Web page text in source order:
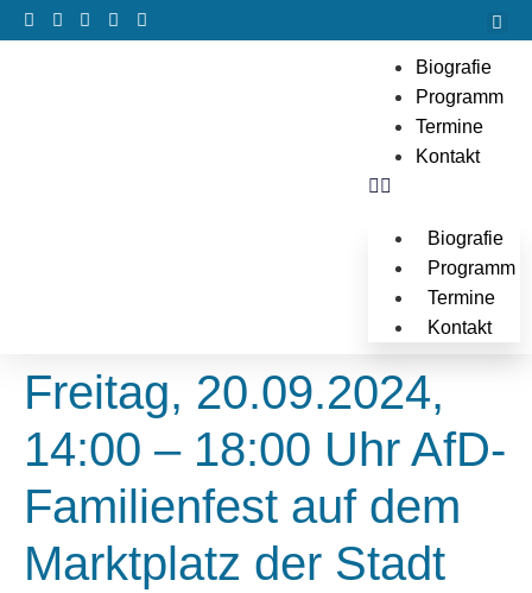
Biografie
Programm
Termine
Kontakt
Biografie
Programm
Termine
Kontakt
Freitag, 20.09.2024,
14:00 – 18:00 Uhr AfD-
Familienfest auf dem
Marktplatz der Stadt